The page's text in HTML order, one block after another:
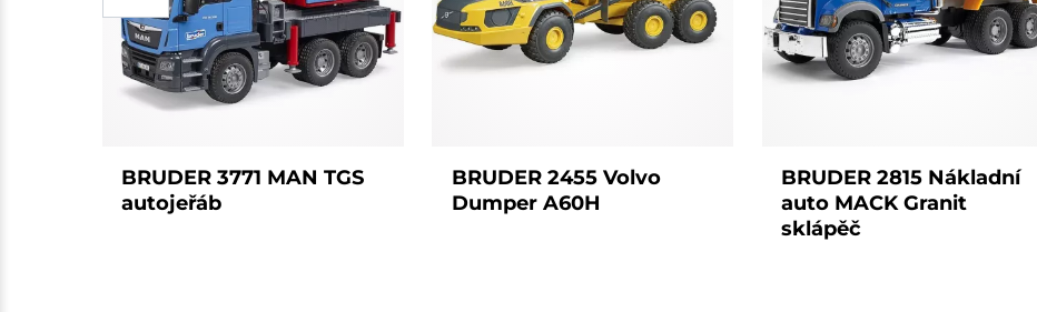
BRUDER 3771 MAN TGS
autojeřáb
BRUDER 2455 Volvo
Dumper A60H
BRUDER 2815 Nákladní
auto MACK Granit
sklápěč